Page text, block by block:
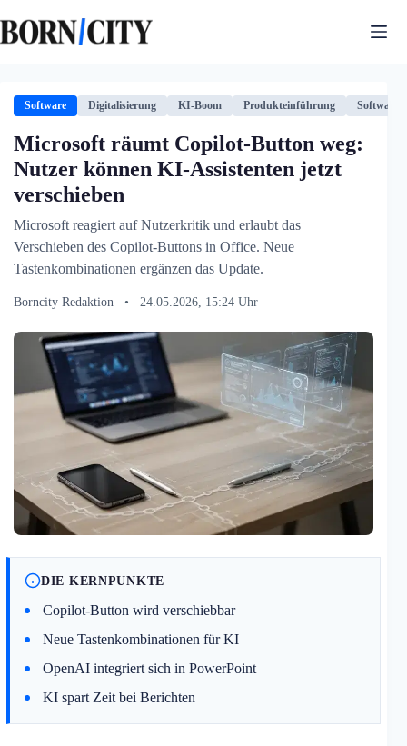
Inhalt
springen
Software Digitalisierung KI-Boom Produkteinführung Software
Microsoft räumt Copilot-Button weg:
Nutzer können KI-Assistenten jetzt
verschieben
Microsoft reagiert auf Nutzerkritik und erlaubt das
Verschieben des Copilot-Buttons in Office. Neue
Tastenkombinationen ergänzen das Update.
Borncity Redaktion • 24.05.2026, 15:24 Uhr
DIE KERNPUNKTE
Copilot-Button wird verschiebbar
Neue Tastenkombinationen für KI
OpenAI integriert sich in PowerPoint
KI spart Zeit bei Berichten